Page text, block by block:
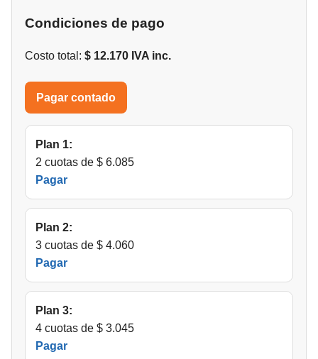
Condiciones de pago
Costo total: $ 12.170 IVA inc.
Pagar contado
Plan 1:
2 cuotas de $ 6.085
Pagar
Plan 2:
3 cuotas de $ 4.060
Pagar
Plan 3:
4 cuotas de $ 3.045
Pagar